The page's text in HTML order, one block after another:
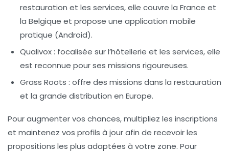
restauration et les services, elle couvre la France et
la Belgique et propose une application mobile
pratique (Android).
Qualivox: focalisée sur l’hôtellerie et les services, elle
est reconnue pour ses missions rigoureuses.
Grass Roots : offre des missions dans la restauration
et la grande distribution en Europe.
Pour augmenter vos chances, multipliez les inscriptions
et maintenez vos profils à jour afin de recevoir les
propositions les plus adaptées à votre zone. Pour